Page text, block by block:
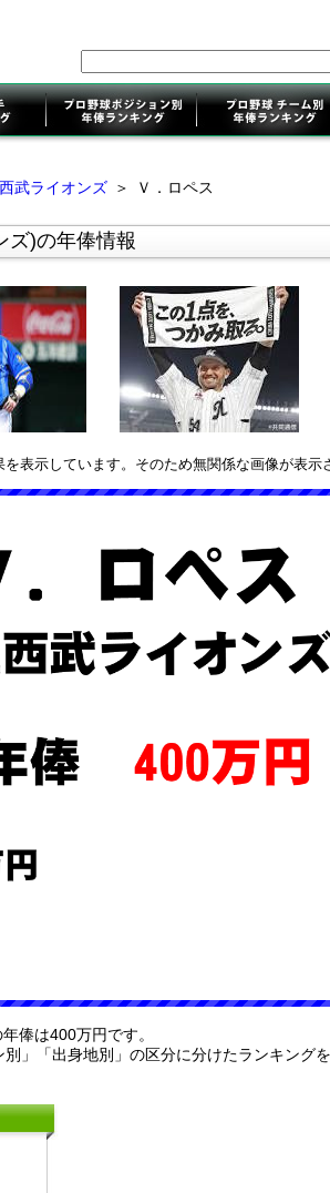
武ライオンズ ＞ Ｖ．ロペス
ズ)の年俸情報
表示しています。そのため無関係な画像が表示
俸は400万円です。
」「出身地別」の区分に分けたランキングを